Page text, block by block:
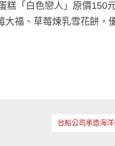
糕「白色戀人」原價150
福、草莓煉乳雪花餅，
台船公司承造海